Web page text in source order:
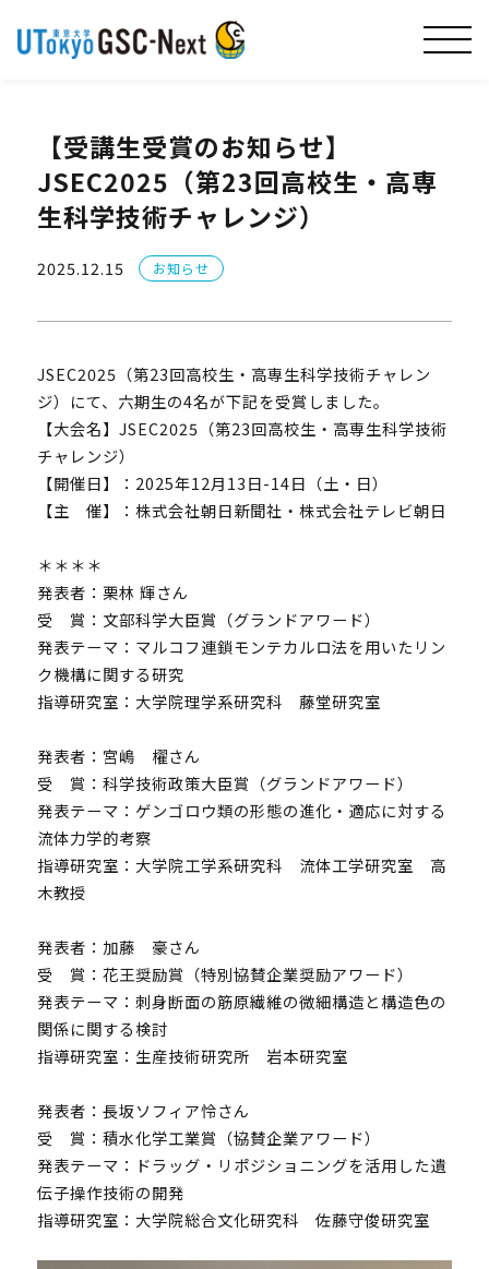
UTokyoGSC-Nextとは
プログラム紹介
第一段階
【受講生受賞のお知らせ】
JSEC2025（第23回高校生・高専
生科学技術チャレンジ）
2025.12.15 お知らせ
JSEC2025（第23回高校生・高専生科学技術チャレン
ジ）にて、六期生の4名が下記を受賞しました。
【大会名】JSEC2025（第23回高校生・高専生科学技術
チャレンジ）
【開催日】：2025年12月13日-14日（土・日）
【主 催】：株式会社朝日新聞社・株式会社テレビ朝日
＊＊＊＊
発表者：栗林 輝さん
受 賞：文部科学大臣賞（グランドアワード）
発表テーマ：マルコフ連鎖モンテカルロ法を用いたリン
ク機構に関する研究
指導研究室：大学院理学系研究科 藤堂研究室
発表者：宮嶋 櫂さん
受 賞：科学技術政策大臣賞（グランドアワード）
発表テーマ：ゲンゴロウ類の形態の進化・適応に対する
流体力学的考察
指導研究室：大学院工学系研究科 流体工学研究室 高
木教授
発表者：加藤 豪さん
受 賞：花王奨励賞（特別協賛企業奨励アワード）
発表テーマ：刺身断面の筋原繊維の微細構造と構造色の
関係に関する検討
指導研究室：生産技術研究所 岩本研究室
発表者：長坂ソフィア怜さん
受 賞：積水化学工業賞（協賛企業アワード）
発表テーマ：ドラッグ・リポジショニングを活用した遺
伝子操作技術の開発
指導研究室：大学院総合文化研究科 佐藤守俊研究室